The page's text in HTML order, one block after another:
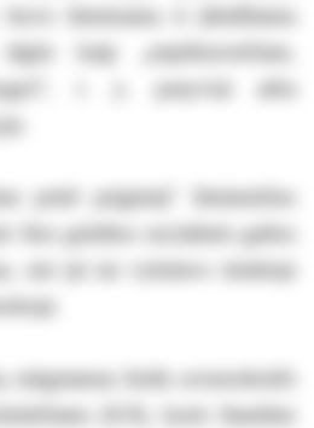
žeminama ir įžeidžiama
kaip „nepilnaverčiam,
t. y. pasyviai arba
prieš prigimtį“ šimtmečius
šios griežtos socialinės galios
net jei tai vykdavo teisėtoje
mėgstamas žodis
(6:9), kuris šiandien